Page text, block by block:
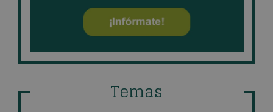
Temas